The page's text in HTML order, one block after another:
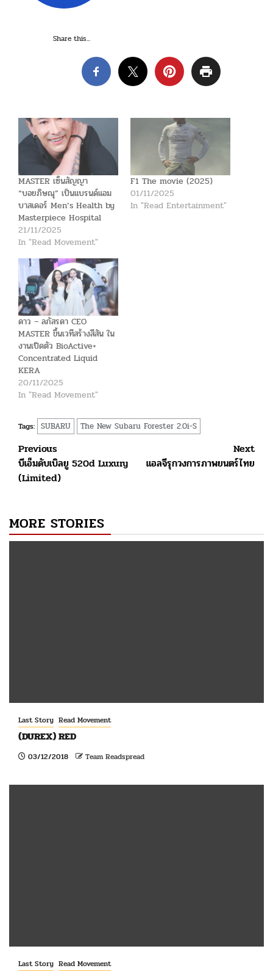
Share this...
MASTER เซ็นสัญญา
“บอยภิษณุ” เป็นแบรนด์แอม
บาสเดอร์ Men’s Health by
Masterpiece Hospital
21/11/2025
In "Read Movement"
F1 The movie (2025)
01/11/2025
In "Read Entertainment"
ดาว – ลภัสรดา CEO
MASTER ขึ้นเวทีสร้างสีสัน ใน
งานเปิดตัว BioActive+
Concentrated Liquid
KERA
20/11/2025
In "Read Movement"
Tags: SUBARU The New Subaru Forester 2.0i-S
Post
navigation
Previous
บีเอ็มดับเบิลยู 520d Luxury
(Limited)
Next
แอลจีรุกวงการภาพยนตร์ไทย
MORE STORIES
Last Story Read Movement
(DUREX) RED
03/12/2018 Team Readspread
Last Story Read Movement